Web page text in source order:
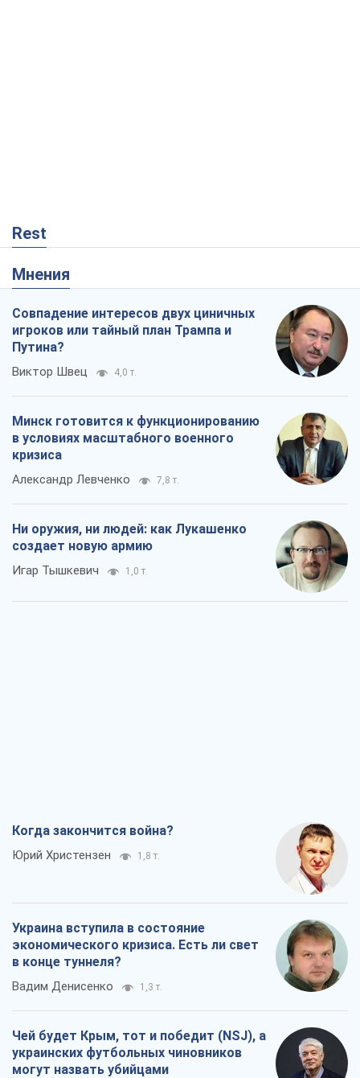
Rest
Мнения
Совпадение интересов двух циничных
игроков или тайный план Трампа и
Путина?
Виктор Швец 4,0 т.
Минск готовится к функционированию
в условиях масштабного военного
кризиса
Александр Левченко 7,8 т.
Ни оружия, ни людей: как Лукашенко
создает новую армию
Игар Тышкевич 1,0 т.
Когда закончится война?
Юрий Христензен 1,8 т.
Украина вступила в состояние
экономического кризиса. Есть ли свет
в конце туннеля?
Вадим Денисенко 1,3 т.
Чей будет Крым, тот и победит (NSJ), а
украинских футбольных чиновников
могут назвать убийцами